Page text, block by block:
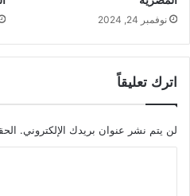
نوفمبر 24, 2024
اترك تعليقاً
لن يتم نشر عنوان بريدك الإلكتروني.